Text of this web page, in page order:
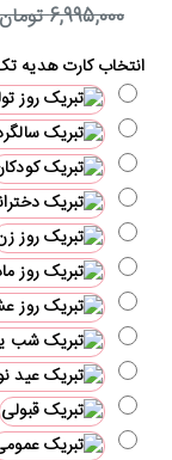
6,995,000 تومان
انتخاب کارت هدیه